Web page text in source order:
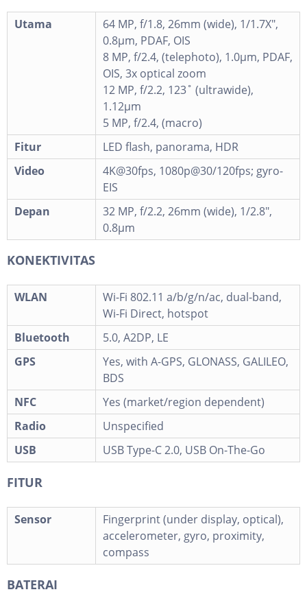
Utama
64 MP, f/1.8, 26mm (wide), 1/1.7X",
0.8µm, PDAF, OIS
8 MP, f/2.4, (telephoto), 1.0µm, PDAF,
OIS, 3x optical zoom
12 MP, f/2.2, 123˚ (ultrawide),
1.12µm
5 MP, f/2.4, (macro)
Fitur
LED flash, panorama, HDR
Video
4K@30fps, 1080p@30/120fps; gyro-
EIS
Depan
32 MP, f/2.2, 26mm (wide), 1/2.8",
0.8µm
KONEKTIVITAS
WLAN
Wi-Fi 802.11 a/b/g/n/ac, dual-band,
Wi-Fi Direct, hotspot
Bluetooth
5.0, A2DP, LE
GPS
Yes, with A-GPS, GLONASS, GALILEO,
BDS
NFC
Yes (market/region dependent)
Radio
Unspecified
USB
USB Type-C 2.0, USB On-The-Go
FITUR
Sensor
Fingerprint (under display, optical),
accelerometer, gyro, proximity,
compass
BATERAI